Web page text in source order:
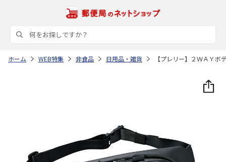
ホーム WEB特集 非食品 日用品・雑貨 【プレリー】２ＷＡＹ